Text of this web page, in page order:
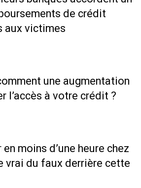
de crédit
aux victimes
une augmentation
l’accès à votre crédit ?
moins d’une heure chez
vrai du faux derrière cette